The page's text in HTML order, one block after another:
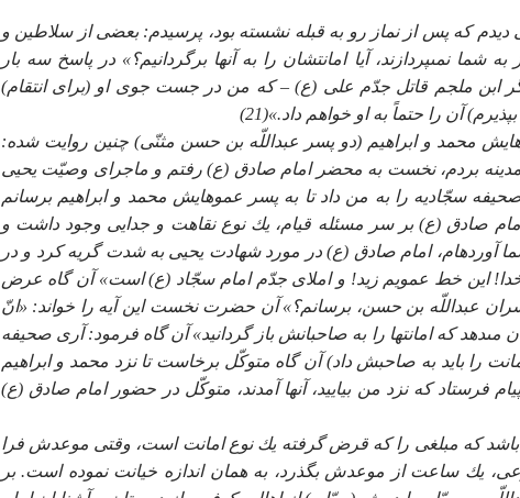
ديدم كه پس از نماز رو به قبله نشسته بود، پرسيدم: بعضى از سلاطين و
نمى‏پردازند، آيا امانتشان را به آنها برگردانيم؟» در پاسخ سه بار
ابن ملجم قاتل جدّم على (ع) – كه من در جست جوى او (براى انتقام)
آن را حتماً به او خواهم داد.»(21)
محمد و ابراهيم (دو پسر عبداللّه بن حسن مثنّى) چنين روايت شده:
بردم، نخست به محضر امام صادق (ع) رفتم و ماجراى وصيّت يحيى
سجّاديه را به من داد تا به پسر عموهايش محمد و ابراهيم برسانم
صادق (ع) بر سر مسئله قيام، يك نوع نقاهت و جدايى وجود داشت و
آورده‏ام، امام صادق (ع) در مورد شهادت يحيى به شدت گريه كرد و در
اين خط عمويم زيد! و املاى جدّم امام سجّاد (ع) است» آن گاه عرض
عبداللّه بن حسن، برسانم؟» آن حضرت نخست اين آيه را خواند: «انّ
مى‏دهد كه امانت‏ها را به صاحبانش باز گردانيد» آن گاه فرمود: آرى صحيفه
را بايد به صاحبش داد) آن گاه متوكّل برخاست تا نزد محمد و ابراهيم
فرستاد كه نزد من بياييد، آنها آمدند، متوكّل در حضور امام صادق (ع)
باشد كه مبلغى را كه قرض گرفته يك نوع امانت است، وقتى موعدش فرا
يك ساعت از موعدش بگذرد، به همان اندازه خيانت نموده است. بر